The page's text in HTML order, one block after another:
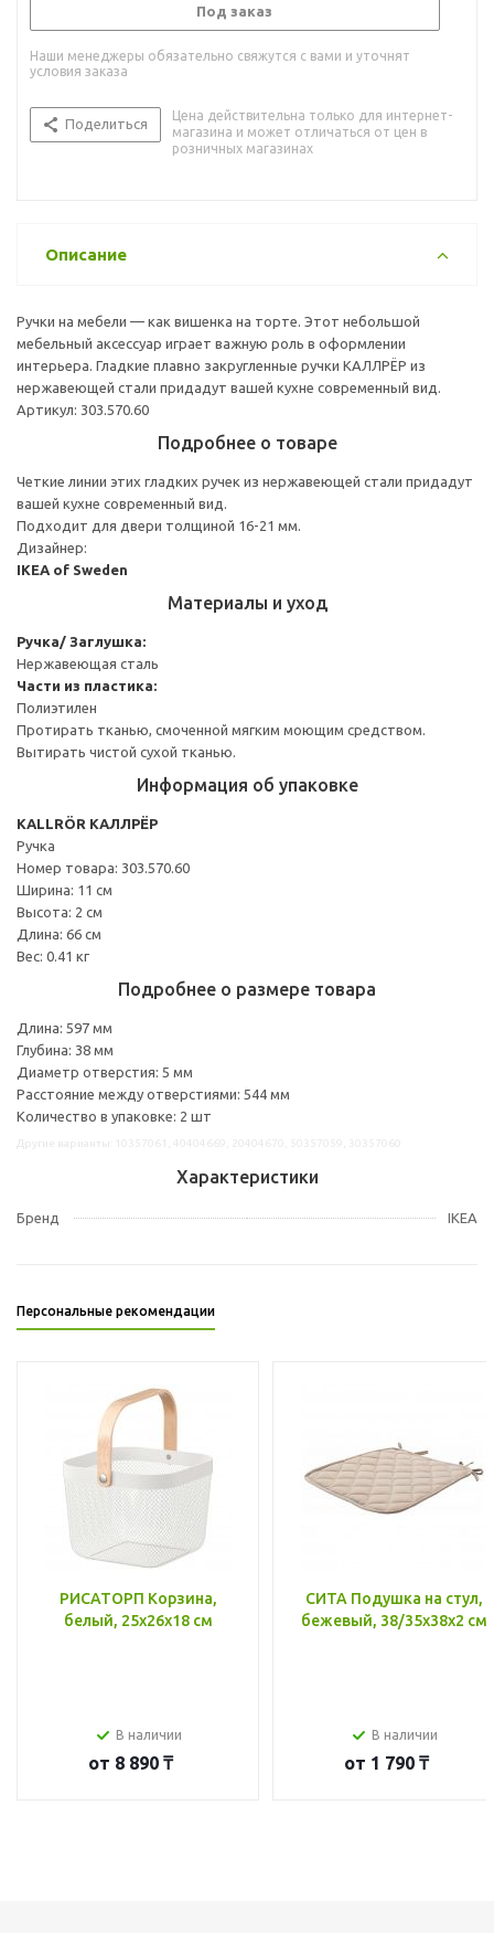
Под заказ
Наши менеджеры обязательно свяжутся с вами и уточнят
условия заказа
Поделиться
Цена действительна только для интернет-
магазина и может отличаться от цен в
розничных магазинах
Описание
Ручки на мебели — как вишенка на торте. Этот небольшой
мебельный аксессуар играет важную роль в оформлении
интерьера. Гладкие плавно закругленные ручки КАЛЛРЁР из
нержавеющей стали придадут вашей кухне современный вид.
Артикул: 303.570.60
Подробнее о товаре
Четкие линии этих гладких ручек из нержавеющей стали придадут
вашей кухне современный вид.
Подходит для двери толщиной 16-21 мм.
Дизайнер:
IKEA of Sweden
Материалы и уход
Ручка/ Заглушка:
Нержавеющая сталь
Части из пластика:
Полиэтилен
Протирать тканью, смоченной мягким моющим средством.
Вытирать чистой сухой тканью.
Информация об упаковке
KALLRÖR КАЛЛРЁР
Ручка
Номер товара: 303.570.60
Ширина: 11 см
Высота: 2 см
Длина: 66 см
Вес: 0.41 кг
Подробнее о размере товара
Длина: 597 мм
Глубина: 38 мм
Диаметр отверстия: 5 мм
Расстояние между отверстиями: 544 мм
Количество в упаковке: 2 шт
Характеристики
Бренд IKEA
Персональные рекомендации
РИСАТОРП Корзина,
белый, 25x26x18 см
В наличии
от 8 890 ₸
СИТА Подушка на стул,
бежевый, 38/35x38x2 см
В наличии
от 1 790 ₸